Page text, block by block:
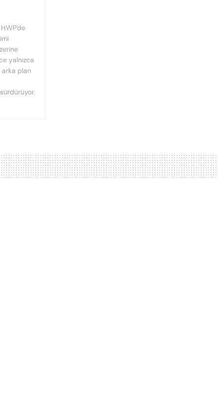
yalnızca
arka plan